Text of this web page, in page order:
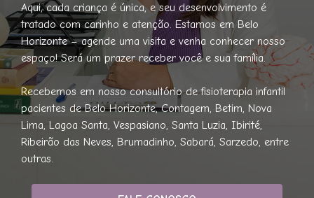
Aqui, cada criança é única, e seu desenvolvimento é
tratado com carinho e atenção. Estamos em Belo
Horizonte – agende uma visita e venha conhecer nosso
espaço! Será um prazer receber você e sua família.
Recebemos em nosso consultório de fisioterapia infantil
pacientes de Belo Horizonte, Contagem, Betim, Nova
Lima, Lagoa Santa, Vespasiano, Santa Luzia, Ibirité,
Ribeirão das Neves, Brumadinho, Sabará, Sarzedo, entre
outras.